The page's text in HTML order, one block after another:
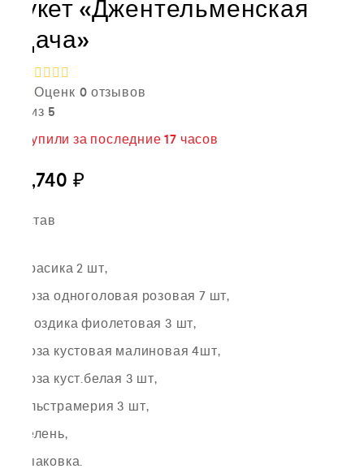
Букет «Джентельменская
удача»
Оценк
из 5
0 отзывов
купили за последние17 часов
16,740 ₽
Состав
брасика 2 шт,
роза одноголовая розовая 7 шт,
гвоздика фиолетовая 3 шт,
роза кустовая малиновая 4шт,
роза куст.белая 3 шт,
альстрамерия 3 шт,
зелень,
упаковка.